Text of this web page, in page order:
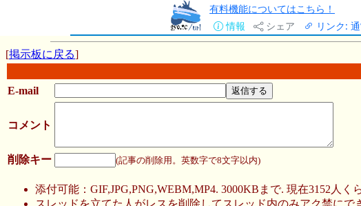
有料機能についてはこちら！
情報
シェア リンク: